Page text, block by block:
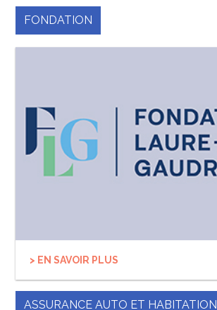
FONDATION
> EN SAVOIR PLUS
ASSURANCE AUTO ET HABITATION